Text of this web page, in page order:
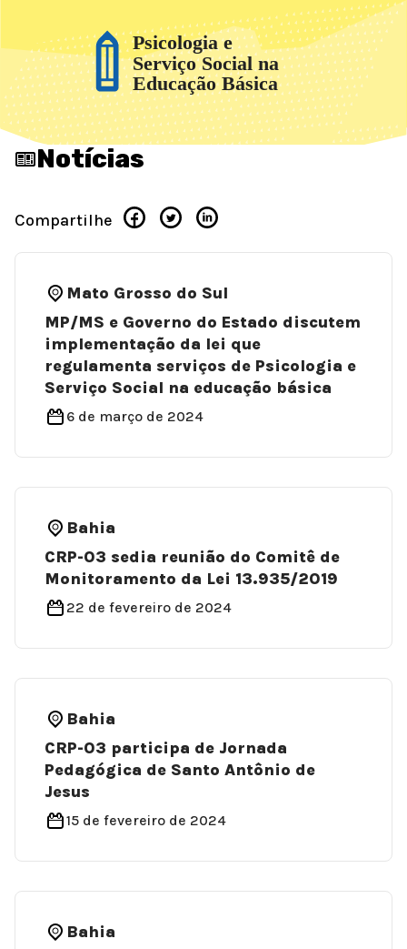
Notícias
Compartilhe
Mato Grosso do Sul
MP/MS e Governo do Estado discutem
implementação da lei que
regulamenta serviços de Psicologia e
Serviço Social na educação básica
6 de março de 2024
Bahia
CRP-03 sedia reunião do Comitê de
Monitoramento da Lei 13.935/2019
22 de fevereiro de 2024
Bahia
CRP-03 participa de Jornada
Pedagógica de Santo Antônio de
Jesus
15 de fevereiro de 2024
Bahia